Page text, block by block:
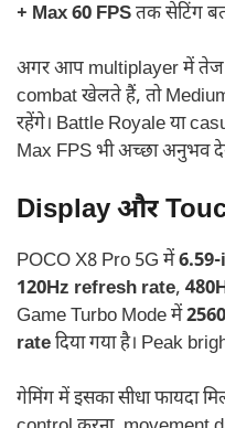
+ Max 60 FPSतक सेटिंग
अगर आप multiplayer में
combat खेलते हैं, तो
रहेंगे। Battle Royale या
Max FPS भी अच्छा अनुभव
Display और
POCO X8 Pro 5G में
120Hz refresh rate,
Game Turbo Mode में
rateदिया गया है। Peak
गेमिंग में इसका सीधा फायदा